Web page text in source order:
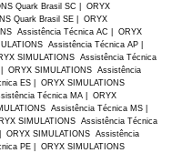
Quark Brasil SC | ORYX
Quark Brasil SE | ORYX
Assistência Técnica AC | ORYX
Assistência Técnica AP |
SIMULATIONS Assistência Técnica
ORYX SIMULATIONS Assistência
ES | ORYX SIMULATIONS
Técnica MA | ORYX
Assistência Técnica MS |
SIMULATIONS Assistência Técnica
ORYX SIMULATIONS Assistência
PE | ORYX SIMULATIONS